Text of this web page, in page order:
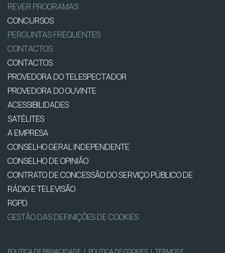
REVER PROGRAMAS
CONCURSOS
PERGUNTAS FREQUENTES
CONTACTOS
CONTACTOS
PROVEDORA DO TELESPECTADOR
PROVEDORA DO OUVINTE
ACESSIBILIDADES
SATÉLITES
A EMPRESA
CONSELHO GERAL INDEPENDENTE
CONSELHO DE OPINIÃO
CONTRATO DE CONCESSÃO DO SERVIÇO PÚBLICO DE
RÁDIO E TELEVISÃO
RGPD
GESTÃO DAS DEFINIÇÕES DE COOKIES
POLÍTICA DE PRIVACIDADE | POLÍTICA DE COOKIES | TERMOS E